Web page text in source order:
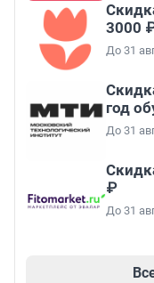
3000
До 31
год
До 31
₽
До 31